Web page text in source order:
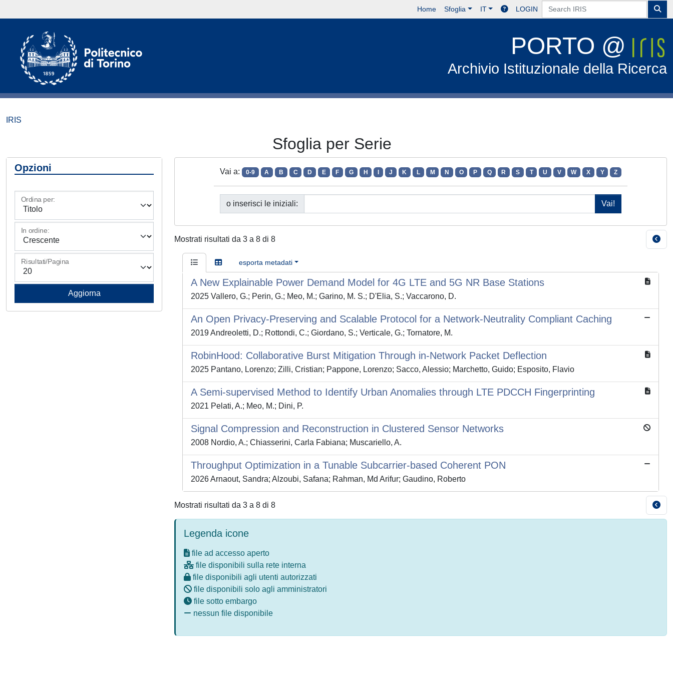
Home Sfoglia IT LOGIN
PORTO @
Archivio Istituzionale della Ricerca
IRIS
Sfoglia per Serie
Opzioni
Ordina per:
In ordine:
Risultati/Pagina
Vai a: 0-9 A B C D E F G H J K L M N O P Q R S T U V W X Y Z
o inserisci le iniziali:
Mostrati risultati da 3 a 8 di 8
esporta metadati
A New Explainable Power Demand Model for 4G LTE and 5G NR Base Stations
2025 Vallero, G.; Perin, G.; Meo, M.; Garino, M. S.; D'Elia, S.; Vaccarono, D.
An Open Privacy-Preserving and Scalable Protocol for a Network-Neutrality Compliant Caching
2019 Andreoletti, D.; Rottondi, C.; Giordano, S.; Verticale, G.; Tornatore, M.
RobinHood: Collaborative Burst Mitigation Through in-Network Packet Deflection
2025 Pantano, Lorenzo; Zilli, Cristian; Pappone, Lorenzo; Sacco, Alessio; Marchetto, Guido; Esposito, Flavio
A Semi-supervised Method to Identify Urban Anomalies through LTE PDCCH Fingerprinting
2021 Pelati, A.; Meo, M.; Dini, P.
Signal Compression and Reconstruction in Clustered Sensor Networks
2008 Nordio, A.; Chiasserini, Carla Fabiana; Muscariello, A.
Throughput Optimization in a Tunable Subcarrier-based Coherent PON
2026 Arnaout, Sandra; Alzoubi, Safana; Rahman, Md Arifur; Gaudino, Roberto
Mostrati risultati da 3 a 8 di 8
Legenda icone
file ad accesso aperto
file disponibili sulla rete interna
file disponibili agli utenti autorizzati
file disponibili solo agli amministratori
file sotto embargo
nessun file disponibile